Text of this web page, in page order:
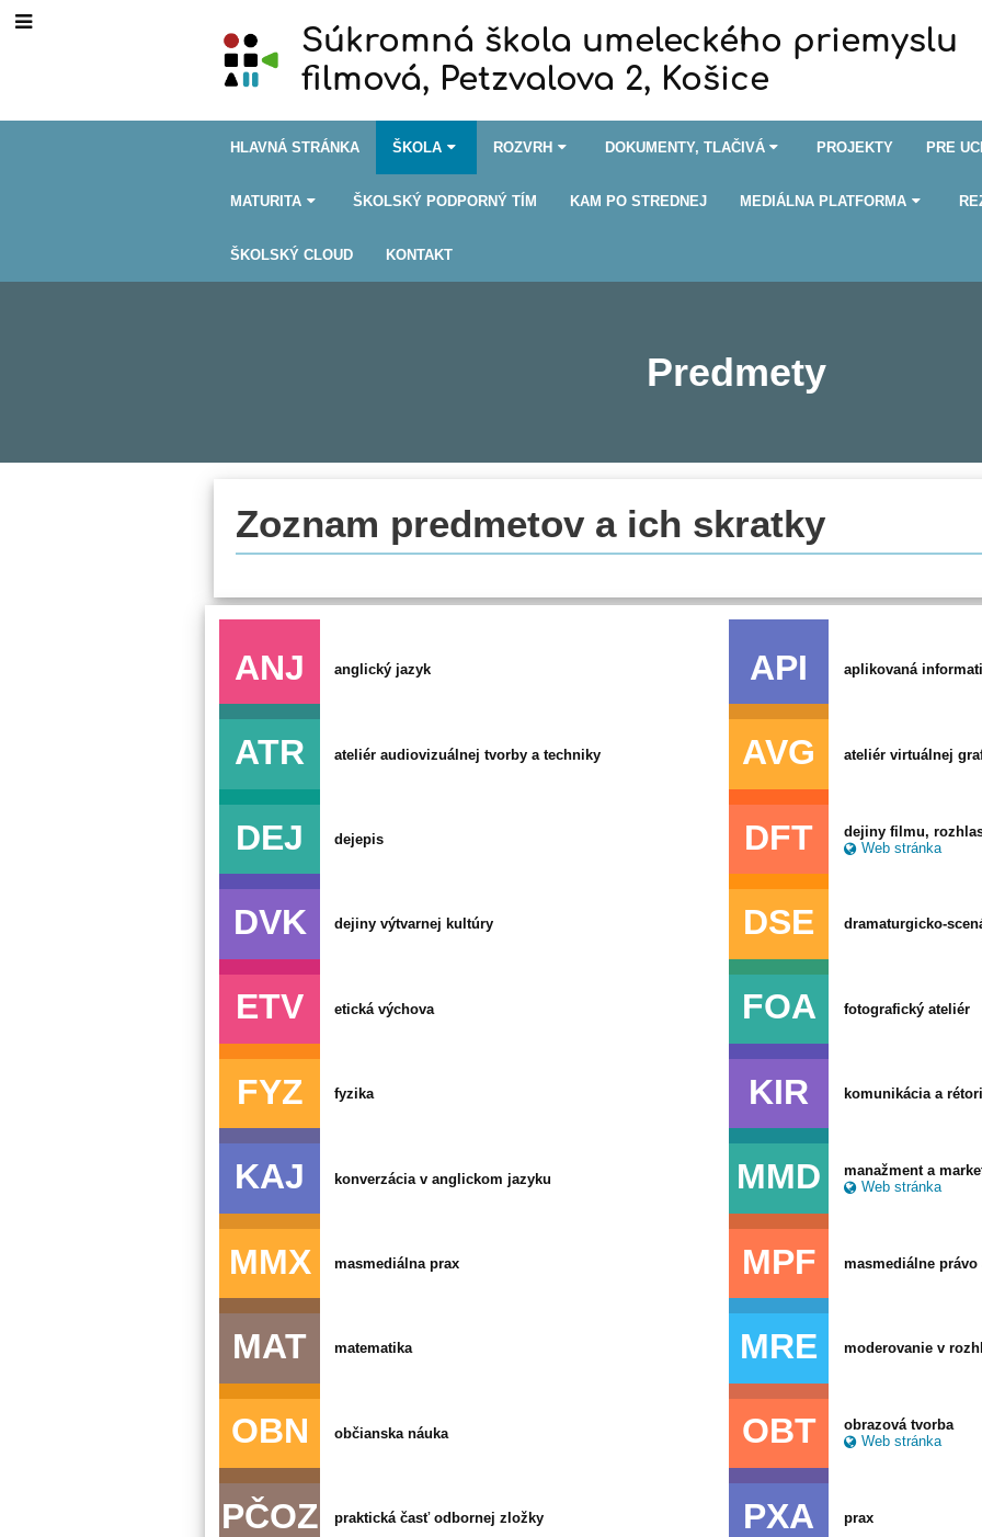
Súkromná škola umeleckého priemyslu
filmová, Petzvalova 2, Košice
HLAVNÁ STRÁNKA ŠKOLA ROZVRH DOKUMENTY, TLAČIVÁ PROJEKTY PRE
MATURITA ŠKOLSKÝ PODPORNÝ TÍM KAM PO STREDNEJ MEDIÁLNA PLATFORMA
ŠKOLSKÝ CLOUD KONTAKT
Predmety
Predmety
Zoznam predmetov a ich skratky
ANJ anglický jazyk API aplikovaná
ATR ateliér audiovizuálnej tvorby a techniky AVG ateliér virtuálnej
DEJ dejepis DFT
dejiny filmu,
Web stránka
DVK dejiny výtvarnej kultúry DSE dramaturgicko-
ETV etická výchova FOA fotografický ateliér
FYZ fyzika KIR komunikácia a
KAJ konverzácia v anglickom jazyku MMD
manažment a
Web stránka
MMX masmediálna prax MPF masmediálne právo
MAT matematika MRE moderovanie v
OBN občianska náuka OBT
obrazová tvorba
Web stránka
PČOZ praktická časť odbornej zložky PXA prax